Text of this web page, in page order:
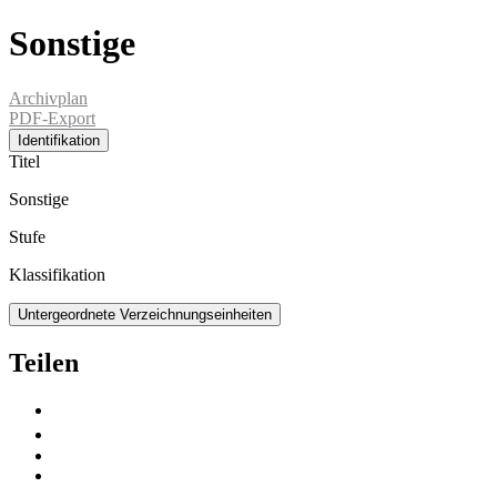
Sonstige
Archivplan
PDF-Export
Identifikation
Titel
Sonstige
Stufe
Klassifikation
Untergeordnete Verzeichnungseinheiten
Teilen